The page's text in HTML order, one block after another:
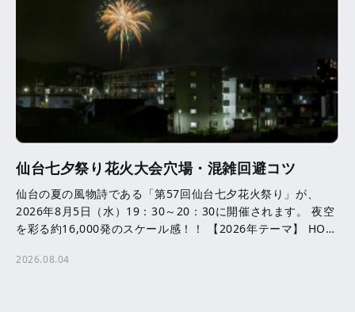
仙台七夕祭り花火大会穴場・混雑回避コツ
仙台の夏の風物詩である「第57回仙台七夕花火祭り」が、
2026年8月5日（水）19：30～20：30に開催されます。 夜空
を彩る約16,000発のスケール感！！ 【2026年テーマ】 HOPE
2026.08.04